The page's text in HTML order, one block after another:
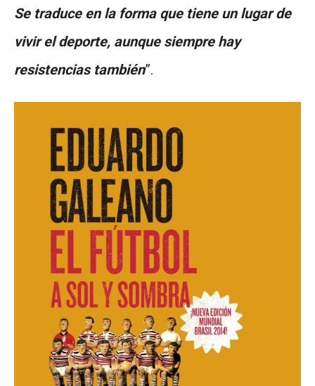
Se traduce en la forma que tiene un lugar de
vivir el deporte, aunque siempre hay
resistencias también”.